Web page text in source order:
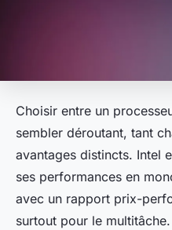
Choisir entre un
sembler déroutant, tant
avantages distincts. Intel
ses performances en
avec un rapport prix-
surtout pour le